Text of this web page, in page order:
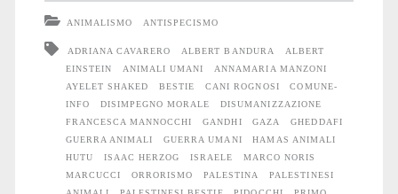
ANIMALISMO ANTISPECISMO
ADRIANA CAVARERO ALBERT BANDURA
ALBERT
EINSTEIN
ANIMALI UMANI
ANNAMARIA MANZONI
AYELET SHAKED
BESTIE CANI ROGNOSI
COMUNE-
INFO
DISIMPEGNO MORALE
DISUMANIZZAZIONE
FRANCESCA MANNOCCHI
GANDHI GAZA
GHEDDAFI
GUERRA ANIMALI
GUERRA UMANI
HAMAS ANIMALI
HUTU
ISAAC HERZOG ISRAELE
MARCO NORIS
MARCUCCI
ORRORISMO PALESTINA
PALESTINESI